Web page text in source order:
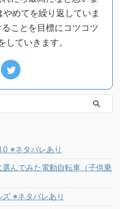
めてを繰り返していま
ことを目標にコツコツ
していきます。
※ネタバレあり
選んでみた電動自転車（子供乗
ズ ※ネタバレあり